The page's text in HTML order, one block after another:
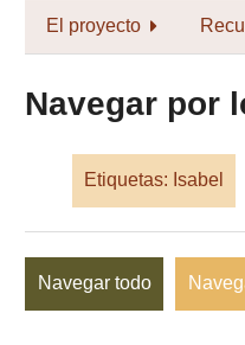
El proyecto
Navegar por
Etiquetas: Isabel
Navegar todo